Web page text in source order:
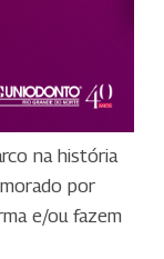
na história
por
e/ou fazem